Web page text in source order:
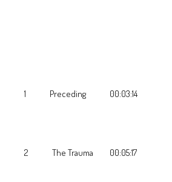
1 Preceding 00:03:14
2 The Trauma 00:05:17